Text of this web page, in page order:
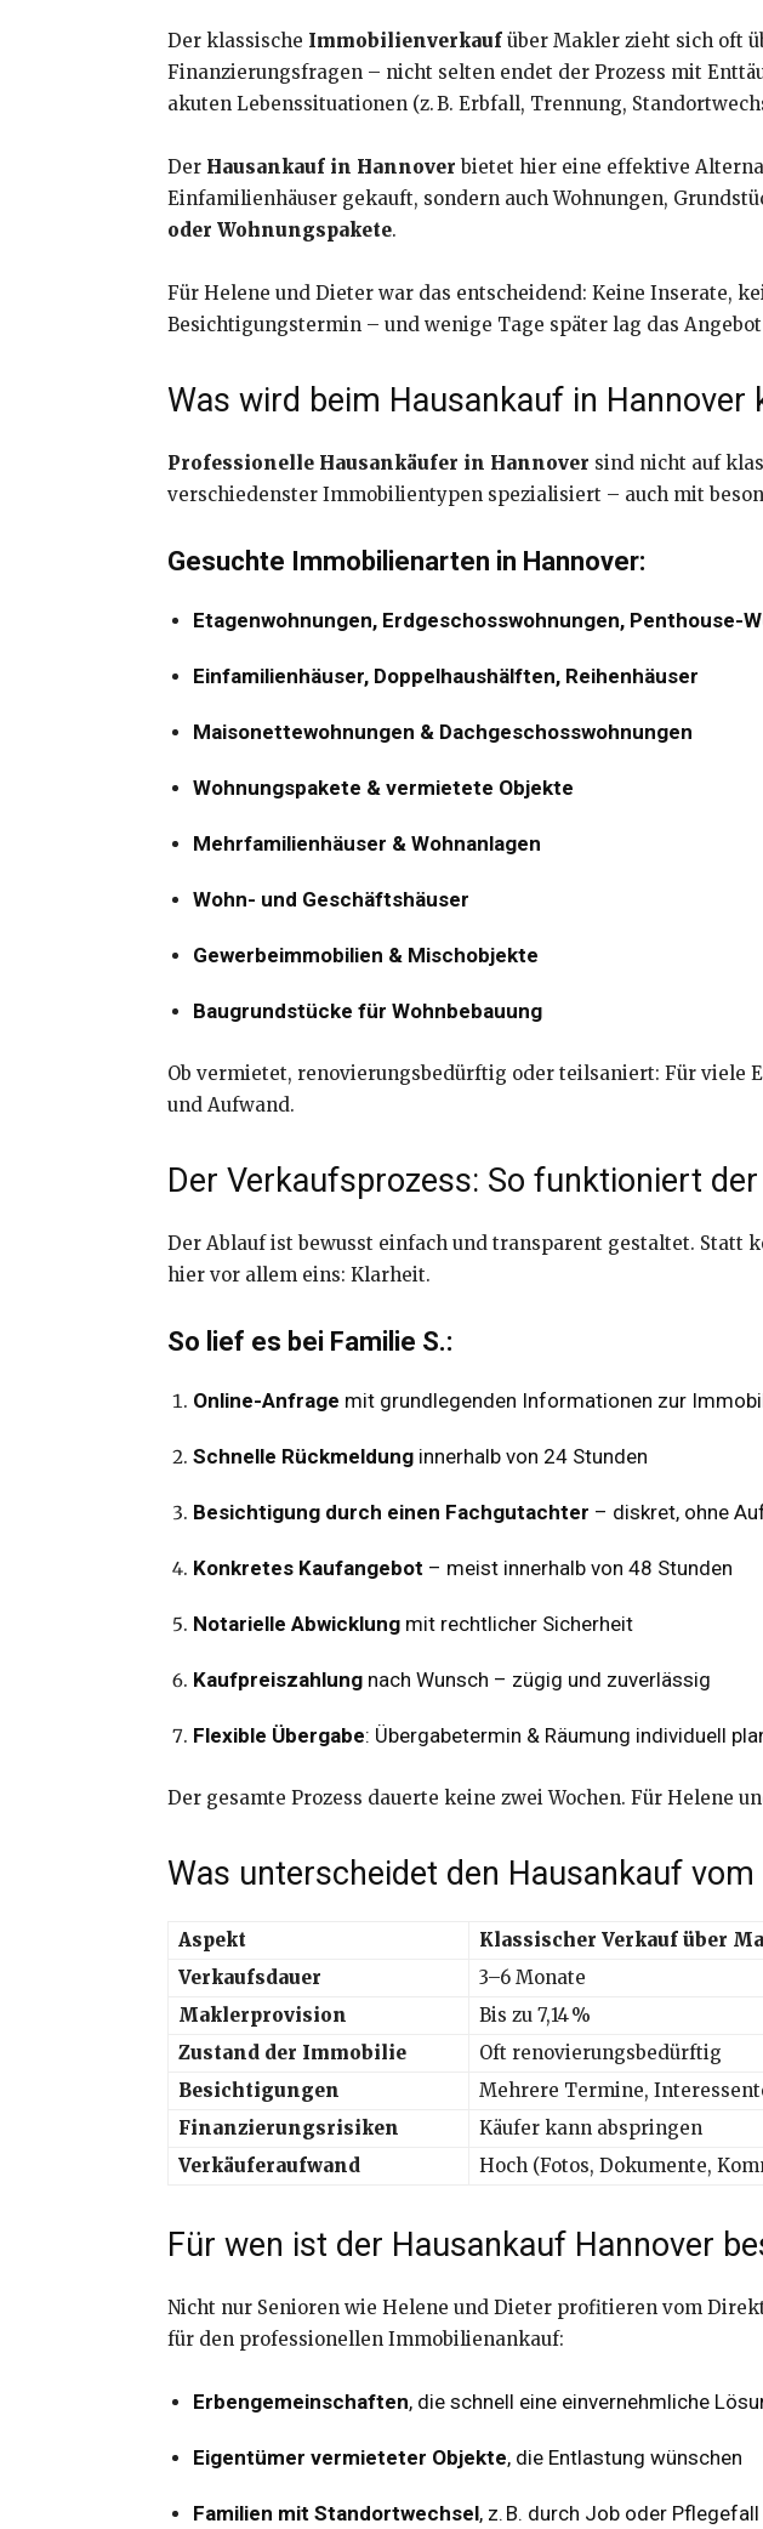
Der klassische Immobilienverkauf über Makler zieht sich oft
Finanzierungsfragen – nicht selten endet der Prozess mit
akuten Lebenssituationen (z. B. Erbfall, Trennung,
Der Hausankauf in Hannover bietet hier eine effektive
Einfamilienhäuser gekauft, sondern auch Wohnungen,
oder Wohnungspakete.
Für Helene und Dieter war das entscheidend: Keine Inserate,
Besichtigungstermin – und wenige Tage später lag das
Was wird beim Hausankauf in Hannover
Professionelle Hausankäufer in Hannover sind nicht auf
verschiedenster Immobilientypen spezialisiert – auch mit
Gesuchte Immobilienarten in Hannover:
Etagenwohnungen, Erdgeschosswohnungen, Penthouse-
Einfamilienhäuser, Doppelhaushälften, Reihenhäuser
Maisonettewohnungen & Dachgeschosswohnungen
Wohnungspakete & vermietete Objekte
Mehrfamilienhäuser & Wohnanlagen
Wohn- und Geschäftshäuser
Gewerbeimmobilien & Mischobjekte
Baugrundstücke für Wohnbebauung
Ob vermietet, renovierungsbedürftig oder teilsaniert: Für viele
und Aufwand.
Der Verkaufsprozess: So funktioniert
Der Ablauf ist bewusst einfach und transparent gestaltet. Statt
hier vor allem eins: Klarheit.
So lief es bei Familie S.:
Online-Anfrage mit grundlegenden Informationen zur
Schnelle Rückmeldung innerhalb von 24 Stunden
Besichtigung durch einen Fachgutachter – diskret, ohne
Konkretes Kaufangebot – meist innerhalb von 48 Stunden
Notarielle Abwicklung mit rechtlicher Sicherheit
Kaufpreiszahlung nach Wunsch – zügig und zuverlässig
Flexible Übergabe: Übergabetermin & Räumung individuell
Der gesamte Prozess dauerte keine zwei Wochen. Für Helene
Was unterscheidet den Hausankauf
Aspekt Klassischer Verkauf über
Verkaufsdauer
3–6 Monate
Maklerprovision
Bis zu 7,14 %
Zustand der Immobilie
Oft renovierungsbedürftig
Besichtigungen
Mehrere Termine,
Finanzierungsrisiken
Käufer kann abspringen
Verkäuferaufwand
Hoch (Fotos, Dokumente,
Für wen ist der Hausankauf Hannover
Nicht nur Senioren wie Helene und Dieter profitieren vom
für den professionellen Immobilienankauf:
Erbengemeinschaften, die schnell eine einvernehmliche
Eigentümer vermieteter Objekte, die Entlastung wünschen
Familien mit Standortwechsel, z. B. durch Job oder Pflegefall